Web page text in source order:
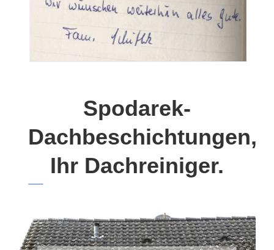
Spodarek-
Dachbeschichtungen,
Ihr Dachreiniger.